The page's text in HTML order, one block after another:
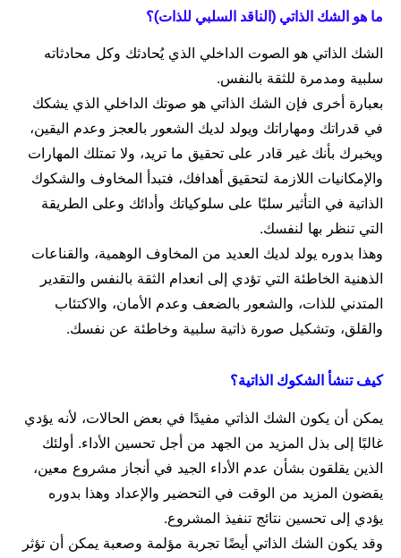
ما هو الشك الذاتي (الناقد السلبي للذات)؟
الشك الذاتي هو الصوت الداخلي الذي يُحادثك وكل محادثاته
سلبية ومدمرة للثقة بالنفس.
بعبارة أخرى فإن الشك الذاتي هو صوتك الداخلي الذي يشكك
في قدراتك ومهاراتك ويولد لديك الشعور بالعجز وعدم اليقين،
ويخبرك بأنك غير قادر على تحقيق ما تريد، ولا تمتلك المهارات
والإمكانيات اللازمة لتحقيق أهدافك، فتبدأ المخاوف والشكوك
الذاتية في التأثير سلبًا على سلوكياتك وأدائك وعلى الطريقة
التي تنظر بها لنفسك.
وهذا بدوره يولد لديك العديد من المخاوف الوهمية، والقناعات
الذهنية الخاطئة التي تؤدي إلى انعدام الثقة بالنفس والتقدير
المتدني للذات، والشعور بالضعف وعدم الأمان، والاكتئاب
والقلق، وتشكيل صورة ذاتية سلبية وخاطئة عن نفسك.
كيف تنشأ الشكوك الذاتية؟
يمكن أن يكون الشك الذاتي مفيدًا في بعض الحالات، لأنه يؤدي
غالبًا إلى بذل المزيد من الجهد من أجل تحسين الأداء. أولئك
الذين يقلقون بشأن عدم الأداء الجيد في أنجاز مشروع معين،
يقضون المزيد من الوقت في التحضير والإعداد وهذا بدوره
يؤدي إلى تحسين نتائج تنفيذ المشروع.
وقد يكون الشك الذاتي أيضًا تجربة مؤلمة وصعبة يمكن أن تؤثر